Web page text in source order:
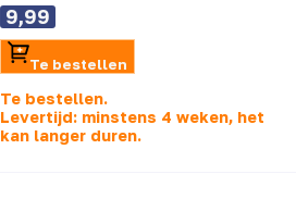
9,99
Te bestellen
Te bestellen.
Levertijd: minstens 4 weken, het
kan langer duren.